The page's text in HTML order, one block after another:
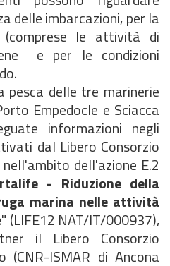
delle imbarcazioni, per la
le attività di
e per le condizioni
delle tre marinerie
Empedocle e Sciacca
informazioni negli
dal Libero Consorzio
dell'azione E.2
- Riduzione della
marina nelle attività
" (LIFE12 NAT/IT/000937),
il Libero Consorzio
(CNR-ISMAR di Ancona